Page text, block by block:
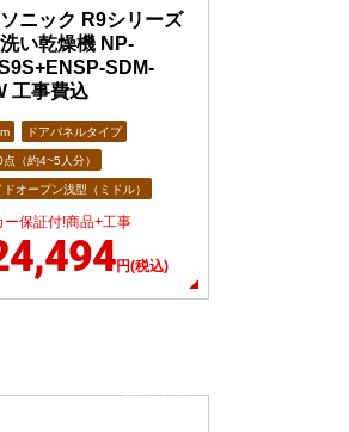
ニック R9シリーズ
い乾燥機 NP-
SDM-
工事費込
ドアパネルタイプ
（約4~5人分）
ドオープン浅型（ミドル）
ー保証付!商品+工事
円(税込)
当店人気